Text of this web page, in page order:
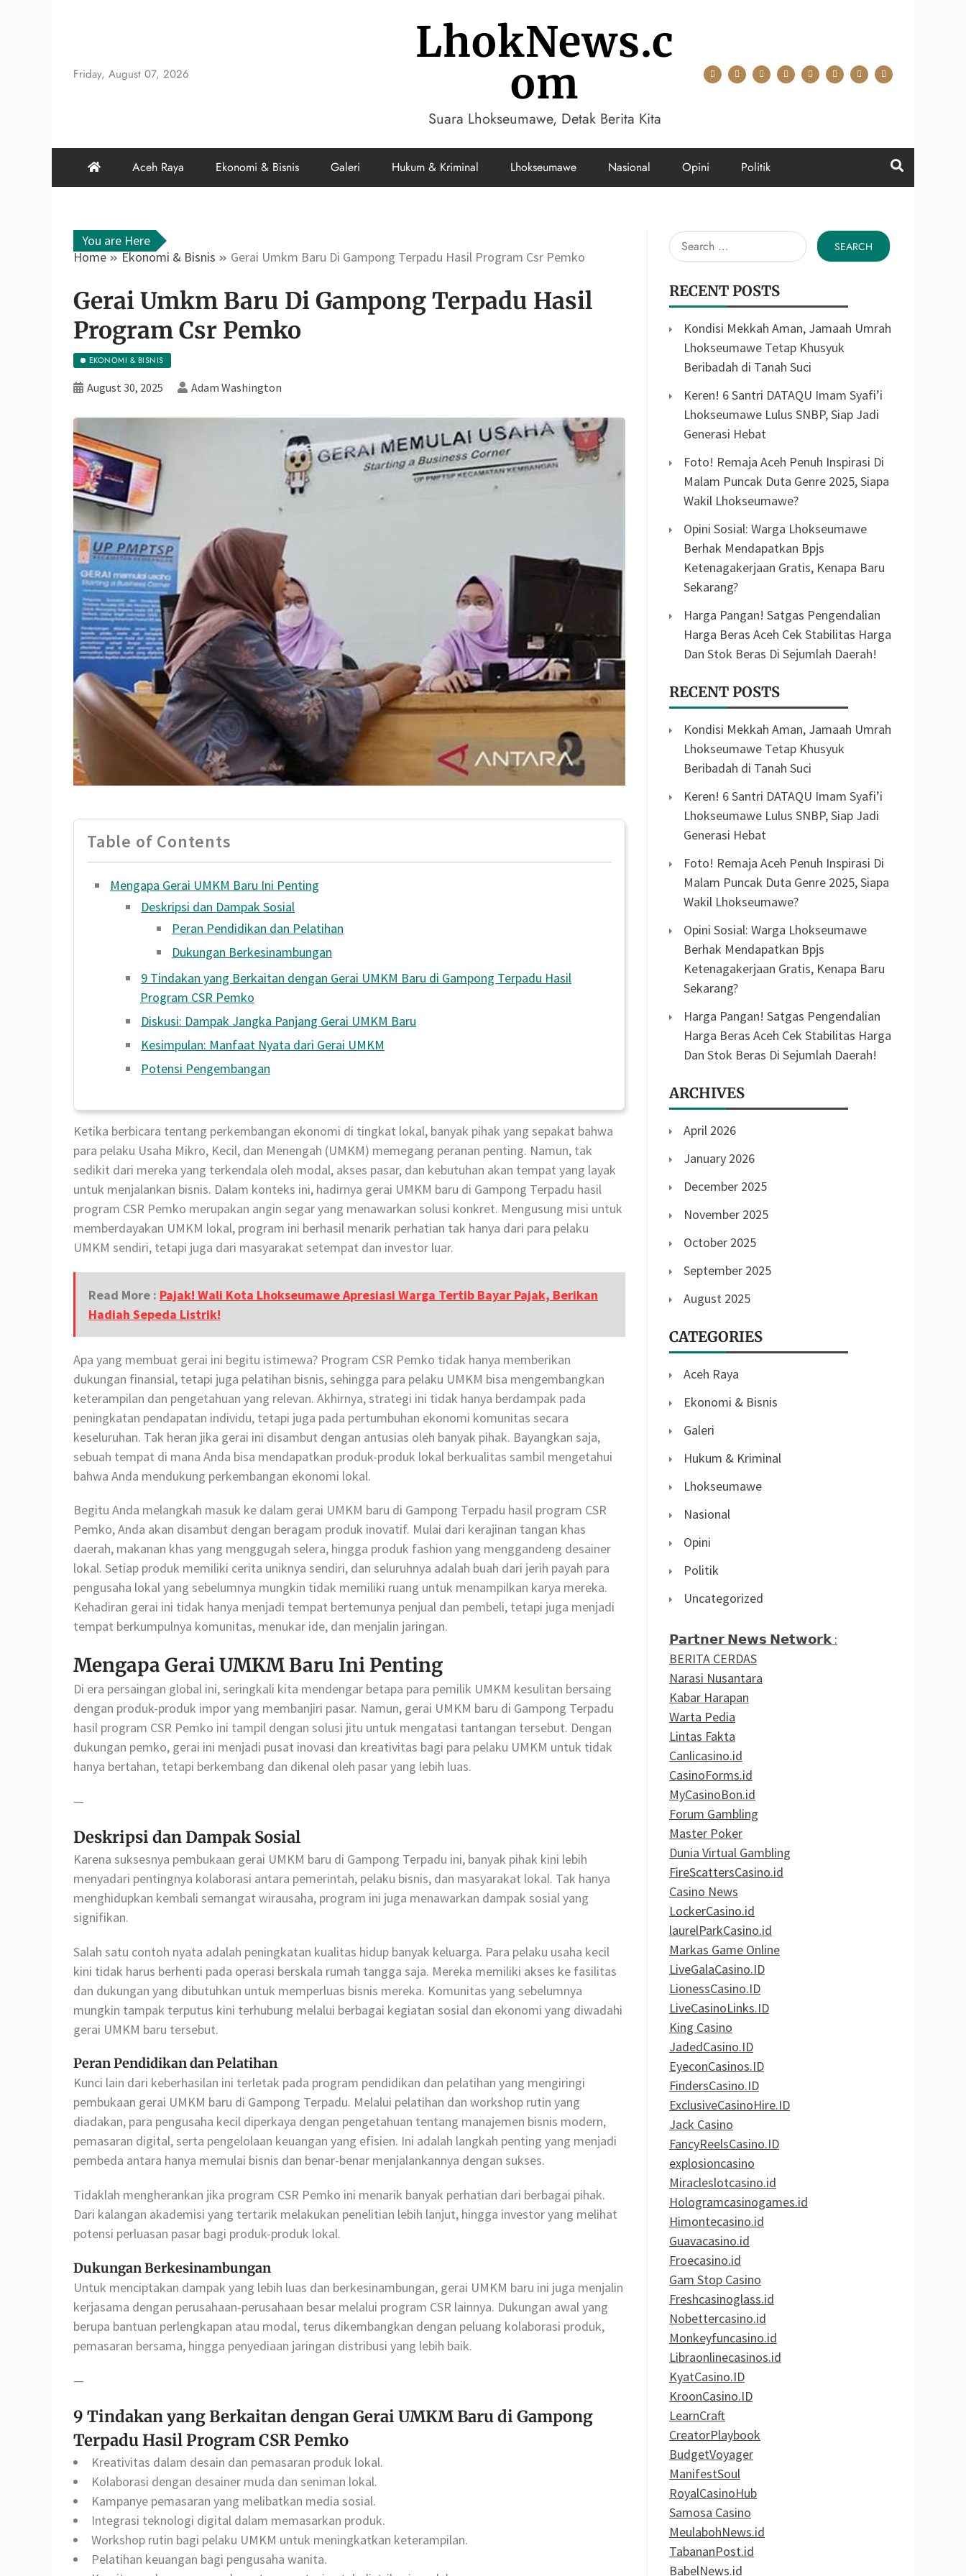
Friday, August 07, 2026
LhokNews.c
om
Suara Lhokseumawe, Detak Berita Kita
Aceh Raya Ekonomi & Bisnis Galeri Hukum & Kriminal Lhokseumawe Nasional Opini Politik
You are Here
Home
Ekonomi & Bisnis Gerai Umkm Baru Di Gampong Terpadu Hasil Program Csr Pemko
Gerai Umkm Baru Di Gampong Terpadu Hasil
Program Csr Pemko
EKONOMI & BISNIS
August 30, 2025 Adam Washington
Table of Contents
Mengapa Gerai UMKM Baru Ini Penting
Deskripsi dan Dampak Sosial
Peran Pendidikan dan Pelatihan
Dukungan Berkesinambungan
9 Tindakan yang Berkaitan dengan Gerai UMKM Baru di Gampong Terpadu Hasil
Program CSR Pemko
Diskusi: Dampak Jangka Panjang Gerai UMKM Baru
Kesimpulan: Manfaat Nyata dari Gerai UMKM
Potensi Pengembangan
Ketika berbicara tentang perkembangan ekonomi di tingkat lokal, banyak pihak yang sepakat bahwa
para pelaku Usaha Mikro, Kecil, dan Menengah (UMKM) memegang peranan penting. Namun, tak
sedikit dari mereka yang terkendala oleh modal, akses pasar, dan kebutuhan akan tempat yang layak
untuk menjalankan bisnis. Dalam konteks ini, hadirnya gerai UMKM baru di Gampong Terpadu hasil
program CSR Pemko merupakan angin segar yang menawarkan solusi konkret. Mengusung misi untuk
memberdayakan UMKM lokal, program ini berhasil menarik perhatian tak hanya dari para pelaku
UMKM sendiri, tetapi juga dari masyarakat setempat dan investor luar.
Read More : Pajak! Wali Kota Lhokseumawe Apresiasi Warga Tertib Bayar Pajak, Berikan
Hadiah Sepeda Listrik!
Apa yang membuat gerai ini begitu istimewa? Program CSR Pemko tidak hanya memberikan
dukungan finansial, tetapi juga pelatihan bisnis, sehingga para pelaku UMKM bisa mengembangkan
keterampilan dan pengetahuan yang relevan. Akhirnya, strategi ini tidak hanya berdampak pada
peningkatan pendapatan individu, tetapi juga pada pertumbuhan ekonomi komunitas secara
keseluruhan. Tak heran jika gerai ini disambut dengan antusias oleh banyak pihak. Bayangkan saja,
sebuah tempat di mana Anda bisa mendapatkan produk-produk lokal berkualitas sambil mengetahui
bahwa Anda mendukung perkembangan ekonomi lokal.
Begitu Anda melangkah masuk ke dalam gerai UMKM baru di Gampong Terpadu hasil program CSR
Pemko, Anda akan disambut dengan beragam produk inovatif. Mulai dari kerajinan tangan khas
daerah, makanan khas yang menggugah selera, hingga produk fashion yang menggandeng desainer
lokal. Setiap produk memiliki cerita uniknya sendiri, dan seluruhnya adalah buah dari jerih payah para
pengusaha lokal yang sebelumnya mungkin tidak memiliki ruang untuk menampilkan karya mereka.
Kehadiran gerai ini tidak hanya menjadi tempat bertemunya penjual dan pembeli, tetapi juga menjadi
tempat berkumpulnya komunitas, menukar ide, dan menjalin jaringan.
Mengapa Gerai UMKM Baru Ini Penting
Di era persaingan global ini, seringkali kita mendengar betapa para pemilik UMKM kesulitan bersaing
dengan produk-produk impor yang membanjiri pasar. Namun, gerai UMKM baru di Gampong Terpadu
hasil program CSR Pemko ini tampil dengan solusi jitu untuk mengatasi tantangan tersebut. Dengan
dukungan pemko, gerai ini menjadi pusat inovasi dan kreativitas bagi para pelaku UMKM untuk tidak
hanya bertahan, tetapi berkembang dan dikenal oleh pasar yang lebih luas.
—
Deskripsi dan Dampak Sosial
Karena suksesnya pembukaan gerai UMKM baru di Gampong Terpadu ini, banyak pihak kini lebih
menyadari pentingnya kolaborasi antara pemerintah, pelaku bisnis, dan masyarakat lokal. Tak hanya
menghidupkan kembali semangat wirausaha, program ini juga menawarkan dampak sosial yang
signifikan.
Salah satu contoh nyata adalah peningkatan kualitas hidup banyak keluarga. Para pelaku usaha kecil
kini tidak harus berhenti pada operasi berskala rumah tangga saja. Mereka memiliki akses ke fasilitas
dan dukungan yang dibutuhkan untuk memperluas bisnis mereka. Komunitas yang sebelumnya
mungkin tampak terputus kini terhubung melalui berbagai kegiatan sosial dan ekonomi yang diwadahi
gerai UMKM baru tersebut.
Peran Pendidikan dan Pelatihan
Kunci lain dari keberhasilan ini terletak pada program pendidikan dan pelatihan yang mengiringi
pembukaan gerai UMKM baru di Gampong Terpadu. Melalui pelatihan dan workshop rutin yang
diadakan, para pengusaha kecil diperkaya dengan pengetahuan tentang manajemen bisnis modern,
pemasaran digital, serta pengelolaan keuangan yang efisien. Ini adalah langkah penting yang menjadi
pembeda antara hanya memulai bisnis dan benar-benar menjalankannya dengan sukses.
Tidaklah mengherankan jika program CSR Pemko ini menarik banyak perhatian dari berbagai pihak.
Dari kalangan akademisi yang tertarik melakukan penelitian lebih lanjut, hingga investor yang melihat
potensi perluasan pasar bagi produk-produk lokal.
Dukungan Berkesinambungan
Untuk menciptakan dampak yang lebih luas dan berkesinambungan, gerai UMKM baru ini juga menjalin
kerjasama dengan perusahaan-perusahaan besar melalui program CSR lainnya. Dukungan awal yang
berupa bantuan perlengkapan atau modal, terus dikembangkan dengan peluang kolaborasi produk,
pemasaran bersama, hingga penyediaan jaringan distribusi yang lebih baik.
—
9 Tindakan yang Berkaitan dengan Gerai UMKM Baru di Gampong
Terpadu Hasil Program CSR Pemko
Kreativitas dalam desain dan pemasaran produk lokal.
Kolaborasi dengan desainer muda dan seniman lokal.
Kampanye pemasaran yang melibatkan media sosial.
Integrasi teknologi digital dalam memasarkan produk.
Workshop rutin bagi pelaku UMKM untuk meningkatkan keterampilan.
Pelatihan keuangan bagi pengusaha wanita.
Search
for:
RECENT POSTS
Kondisi Mekkah Aman, Jamaah Umrah
Lhokseumawe Tetap Khusyuk
Beribadah di Tanah Suci
Keren! 6 Santri DATAQU Imam Syafi’i
Lhokseumawe Lulus SNBP, Siap Jadi
Generasi Hebat
Foto! Remaja Aceh Penuh Inspirasi Di
Malam Puncak Duta Genre 2025, Siapa
Wakil Lhokseumawe?
Opini Sosial: Warga Lhokseumawe
Berhak Mendapatkan Bpjs
Ketenagakerjaan Gratis, Kenapa Baru
Sekarang?
Harga Pangan! Satgas Pengendalian
Harga Beras Aceh Cek Stabilitas Harga
Dan Stok Beras Di Sejumlah Daerah!
RECENT POSTS
Kondisi Mekkah Aman, Jamaah Umrah
Lhokseumawe Tetap Khusyuk
Beribadah di Tanah Suci
Keren! 6 Santri DATAQU Imam Syafi’i
Lhokseumawe Lulus SNBP, Siap Jadi
Generasi Hebat
Foto! Remaja Aceh Penuh Inspirasi Di
Malam Puncak Duta Genre 2025, Siapa
Wakil Lhokseumawe?
Opini Sosial: Warga Lhokseumawe
Berhak Mendapatkan Bpjs
Ketenagakerjaan Gratis, Kenapa Baru
Sekarang?
Harga Pangan! Satgas Pengendalian
Harga Beras Aceh Cek Stabilitas Harga
Dan Stok Beras Di Sejumlah Daerah!
ARCHIVES
April 2026
January 2026
December 2025
November 2025
October 2025
September 2025
August 2025
CATEGORIES
Aceh Raya
Ekonomi & Bisnis
Galeri
Hukum & Kriminal
Lhokseumawe
Nasional
Opini
Politik
Uncategorized
𝗣𝗮𝗿𝘁𝗻𝗲𝗿 𝗡𝗲𝘄𝘀 𝗡𝗲𝘁𝘄𝗼𝗿𝗸 :
BERITA CERDAS
Narasi Nusantara
Kabar Harapan
Warta Pedia
Lintas Fakta
Canlicasino.id
CasinoForms.id
MyCasinoBon.id
Forum Gambling
Master Poker
Dunia Virtual Gambling
FireScattersCasino.id
Casino News
LockerCasino.id
laurelParkCasino.id
Markas Game Online
LiveGalaCasino.ID
LionessCasino.ID
LiveCasinoLinks.ID
King Casino
JadedCasino.ID
EyeconCasinos.ID
FindersCasino.ID
ExclusiveCasinoHire.ID
Jack Casino
FancyReelsCasino.ID
explosioncasino
Miracleslotcasino.id
Hologramcasinogames.id
Himontecasino.id
Guavacasino.id
Froecasino.id
Gam Stop Casino
Freshcasinoglass.id
Nobettercasino.id
Monkeyfuncasino.id
Libraonlinecasinos.id
KyatCasino.ID
KroonCasino.ID
LearnCraft
CreatorPlaybook
BudgetVoyager
ManifestSoul
RoyalCasinoHub
Samosa Casino
MeulabohNews.id
TabananPost.id
BabelNews.id